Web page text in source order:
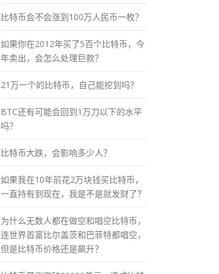
比特币会不会涨到100万人民币一枚？
如果你在2012年买了5百个比特币，今
年卖出，会怎么处理巨款？
21万一个的比特币，自己能挖到吗？
BTC还有可能会回到1万刀以下的水平
吗？
比特币大跌，会影响多少人？
如果我在10年前花2万块钱买比特币，
一直持有到现在，我是不是就发财了？
为什么无数人都在做空和唱空比特币，
连世界首富比尔盖茨和巴菲特都唱空，
但是比特币价格还是飙升？